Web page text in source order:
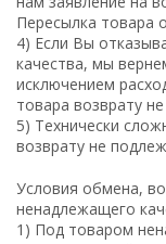
Пересылка товара
4) Если Вы
качества, мы
исключением
товара возврату
5) Технически
возврату не
Условия обмена,
ненадлежащего
1) Под товаром